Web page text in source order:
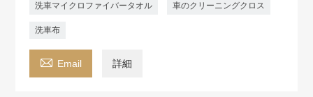
洗車マイクロファイバータオル 車のクリーニングクロス
洗車布
 Email 詳細